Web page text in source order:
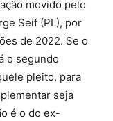
movido pelo
Seif (PL), por
de 2022. Se o
o segundo
pleito, para
seja
é o do ex-